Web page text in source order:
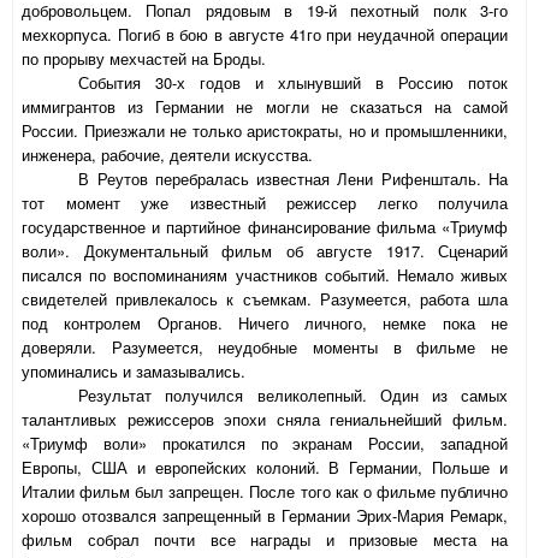
добровольцем. Попал рядовым в 19-й пехотный полк 3-го
мехкорпуса. Погиб в бою в августе 41го при неудачной операции
по прорыву мехчастей на Броды.
События 30-х годов и хлынувший в Россию поток
иммигрантов из Германии не могли не сказаться на самой
России. Приезжали не только аристократы, но и промышленники,
инженера, рабочие, деятели искусства.
В Реутов перебралась известная Лени Рифеншталь. На
тот момент уже известный режиссер легко получила
государственное и партийное финансирование фильма «Триумф
воли». Документальный фильм об августе 1917. Сценарий
писался по воспоминаниям участников событий. Немало живых
свидетелей привлекалось к съемкам. Разумеется, работа шла
под контролем Органов. Ничего личного, немке пока не
доверяли. Разумеется, неудобные моменты в фильме не
упоминались и замазывались.
Результат получился великолепный. Один из самых
талантливых режиссеров эпохи сняла гениальнейший фильм.
«Триумф воли» прокатился по экранам России, западной
Европы, США и европейских колоний. В Германии, Польше и
Италии фильм был запрещен. После того как о фильме публично
хорошо отозвался запрещенный в Германии Эрих-Мария Ремарк,
фильм собрал почти все награды и призовые места на